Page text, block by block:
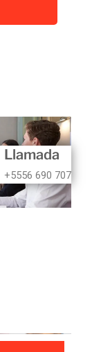
Llamada
+5556 690 707